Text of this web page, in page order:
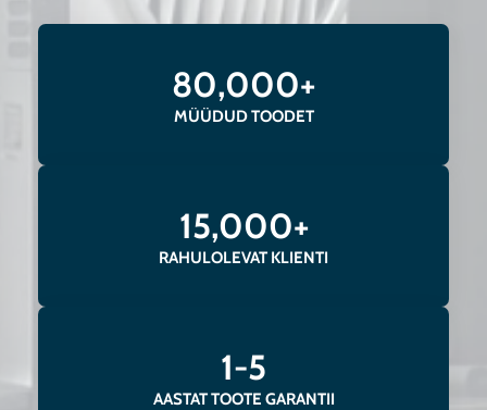
80,000+
MÜÜDUD TOODET
15,000+
RAHULOLEVAT KLIENTI
1-5
AASTAT TOOTE GARANTII